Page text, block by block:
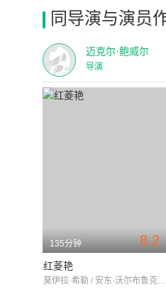
同导演与演员
迈克尔·鲍威尔
导演
8.2
135分钟
红菱艳
莫伊拉·希勒 / 安东·沃尔布鲁克 / 马留斯·戈尔林